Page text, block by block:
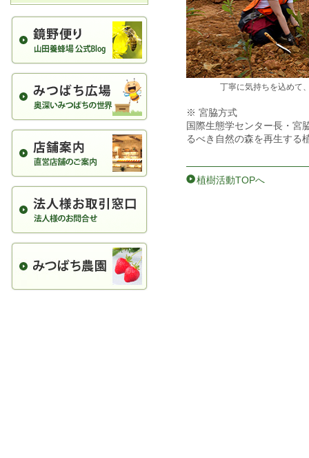
丁寧に気持ちを込めて
※ 宮脇方式
国際生態学センター長・宮
るべき自然の森を再生する
植樹活動TOPへ